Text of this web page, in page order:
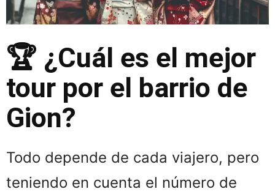
🏆 ¿Cuál es el mejor
tour por el barrio de
Gion?
Todo depende de cada viajero, pero
teniendo en cuenta el número de